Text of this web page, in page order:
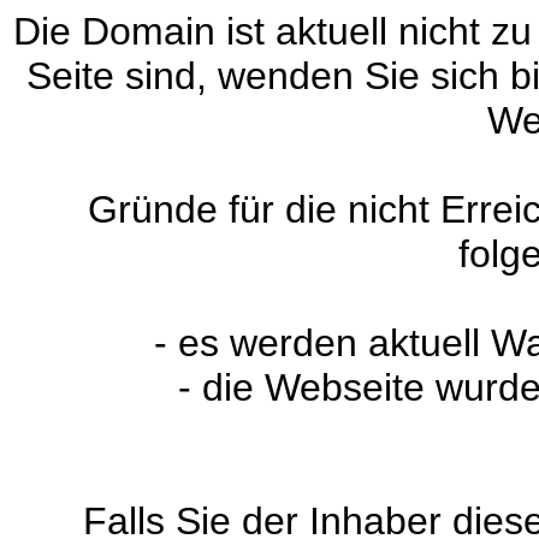
Die Domain ist aktuell nicht
Seite sind, wenden Sie sich
Gründe für die nicht
- es werden aktuell
- die Webseite
Falls Sie der Inhaber